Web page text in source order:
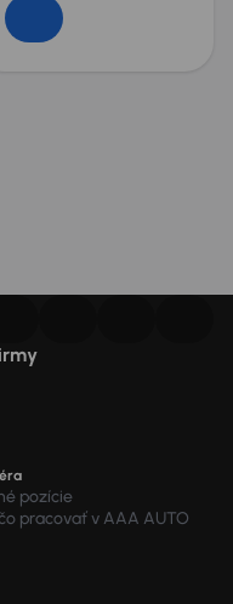
pozície
pracovať v AAA AUTO